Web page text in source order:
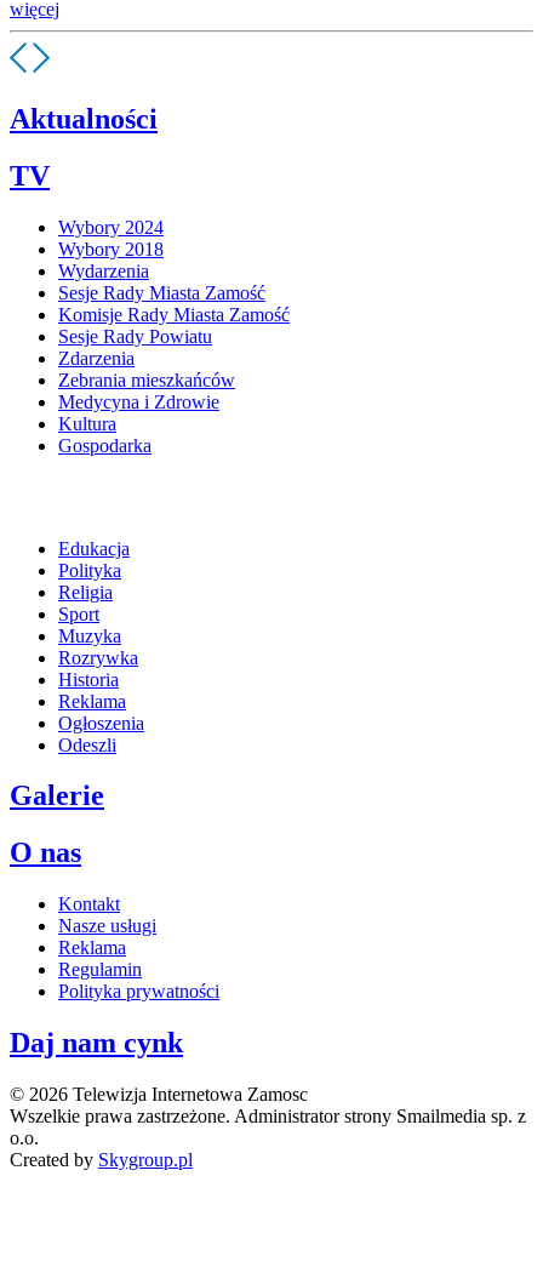
więcej
Aktualności
TV
Wybory 2024
Wybory 2018
Wydarzenia
Sesje Rady Miasta Zamość
Komisje Rady Miasta Zamość
Sesje Rady Powiatu
Zdarzenia
Zebrania mieszkańców
Medycyna i Zdrowie
Kultura
Gospodarka
Edukacja
Polityka
Religia
Sport
Muzyka
Rozrywka
Historia
Reklama
Ogłoszenia
Odeszli
Galerie
O nas
Kontakt
Nasze usługi
Reklama
Regulamin
Polityka prywatności
Daj nam cynk
© 2026 Telewizja Internetowa Zamosc
Wszelkie prawa zastrzeżone. Administrator strony Smailmedia sp. z
o.o.
Created by Skygroup.pl